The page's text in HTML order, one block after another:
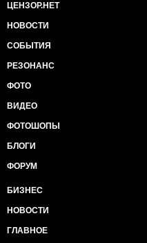
ЦЕНЗОР.НЕТ
НОВОСТИ
СОБЫТИЯ
РЕЗОНАНС
ФОТО
ВИДЕО
ФОТОШОПЫ
БЛОГИ
ФОРУМ
БИЗНЕС
НОВОСТИ
ГЛАВНОЕ